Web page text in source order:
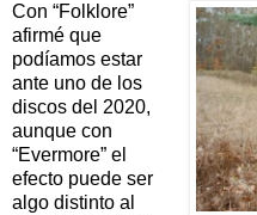
Con “Folklore”
afirmé que
podíamos estar
ante uno de los
discos del 2020,
aunque con
“Evermore” el
efecto puede ser
algo distinto al